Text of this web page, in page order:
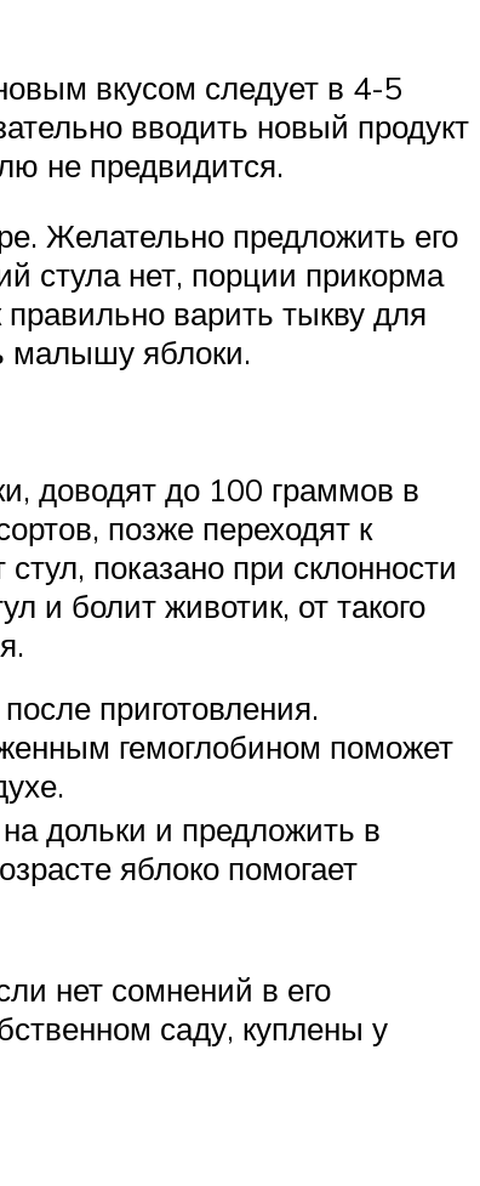
вкусом следует в 4-5
вводить новый продукт
не предвидится.
Желательно предложить его
стула нет, порции прикорма
варить тыкву для
малышу яблоки.
доводят до 100 граммов в
позже переходят к
показано при склонности
и болит животик, от такого
приготовления.
гемоглобином поможет
дольки и предложить в
яблоко помогает
нет сомнений в его
саду, куплены у